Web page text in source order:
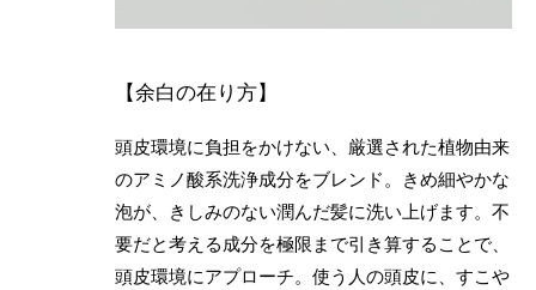
【余白の在り方】
頭皮環境に負担をかけない、厳選された植物由来
のアミノ酸系洗浄成分をブレンド。きめ細やかな
泡が、きしみのない潤んだ髪に洗い上げます。不
要だと考える成分を極限まで引き算することで、
頭皮環境にアプローチ。使う人の頭皮に、すこや